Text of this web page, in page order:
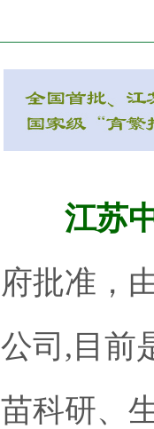
江苏中
府批准，
公司,目前
苗科研、